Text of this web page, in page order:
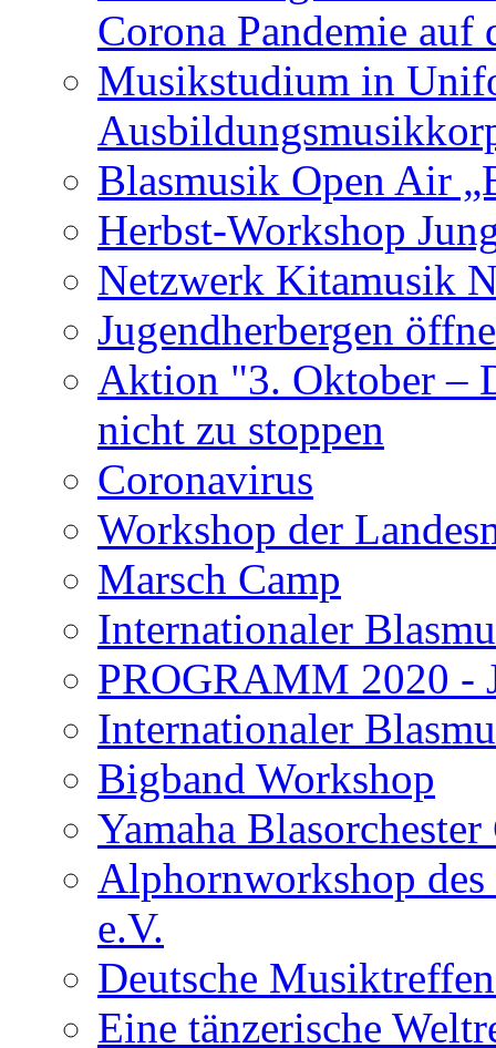
Corona Pandemie
Musikstudium in
Blasmusik Open Air
Herbst-Workshop
Netzwerk Kitamusik
Jugendherbergen
Aktion "3. Oktober –
nicht zu stoppen
Coronavirus
Workshop der
Marsch Camp
Internationaler
PROGRAMM 2020 -
Internationaler
Bigband Workshop
Yamaha
Alphornworkshop
e.V.
Deutsche
Eine tänzerische